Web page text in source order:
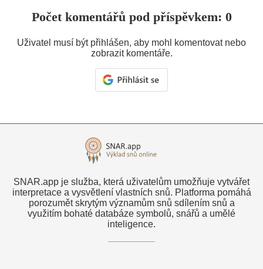
Počet komentářů pod příspěvkem: 0
Uživatel musí být přihlášen, aby mohl komentovat nebo
zobrazit komentáře.
SNAR.app je služba, která uživatelům umožňuje vytvářet
interpretace a vysvětlení vlastních snů. Platforma pomáhá
porozumět skrytým významům snů sdílením snů a
využitím bohaté databáze symbolů, snářů a umělé
inteligence.